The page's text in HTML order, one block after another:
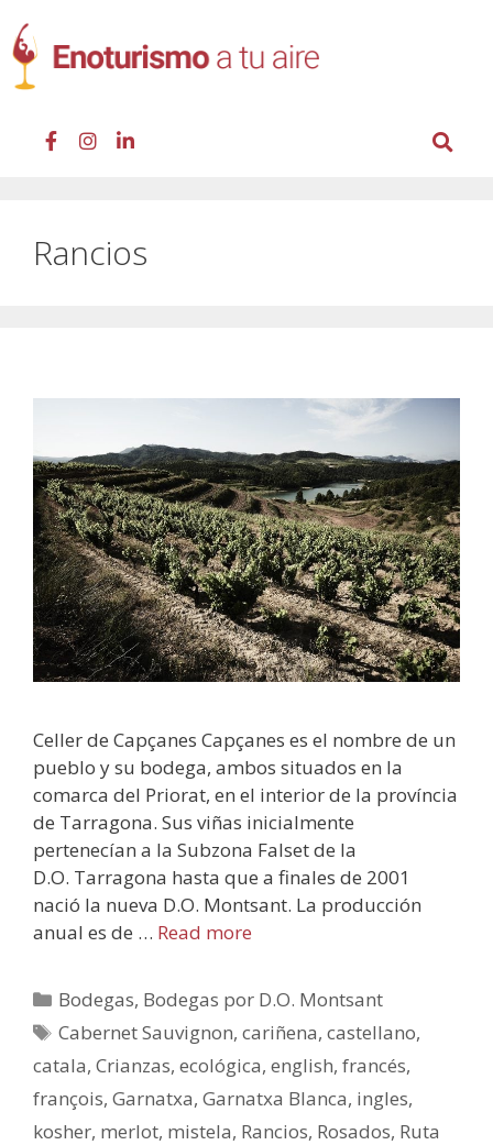
Rancios
Celler de Capçanes Capçanes es el nombre de un
pueblo y su bodega, ambos situados en la
comarca del Priorat, en el interior de la província
de Tarragona. Sus viñas inicialmente
pertenecían a la Subzona Falset de la
D.O. Tarragona hasta que a finales de 2001
nació la nueva D.O. Montsant. La producción
anual es de … Read more
Bodegas, Bodegas por D.O. Montsant
Cabernet Sauvignon,cariñena,castellano,
catala, Crianzas, ecológica, english, francés,
françois, Garnatxa, Garnatxa Blanca, ingles,
kosher, merlot, mistela, Rancios, Rosados, Ruta